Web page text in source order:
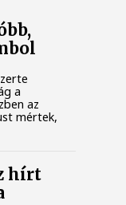
a
az
mértek,
hírt